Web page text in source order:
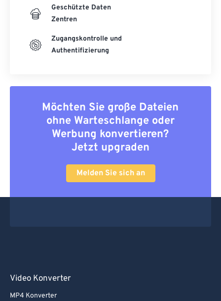
Geschützte Daten
Zentren
Zugangskontrolle und
Authentifizierung
Möchten Sie große Dateien
ohne Warteschlange oder
Werbung konvertieren?
Jetzt upgraden
Melden Sie sich an
Video Konverter
MP4 Konverter